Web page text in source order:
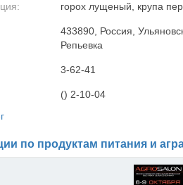
горох лущеный, крупа
433890, Россия,
Репьевка
3-62-41
() 2-10-04
по продуктам питания и